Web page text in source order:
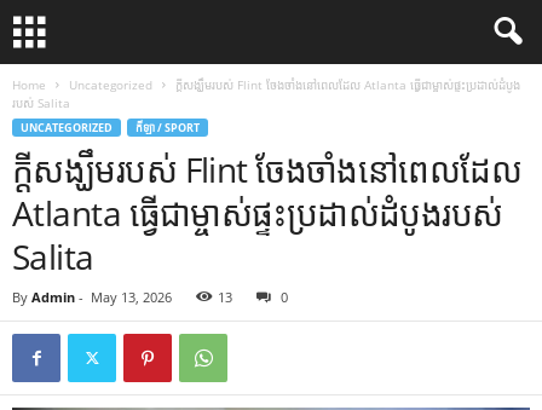
Home Uncategorized
ក្តីសង្ឃឹមរបស់ Flint ចែងចាំងនៅពេលដែល Atlanta ធ្វើជាម្ចាស់ផ្ទះប្រដាល់ដំបូង
របស់ Salita
UNCATEGORIZED កីឡា / SPORT
ក្តីសង្ឃឹមរបស់ Flint ចែងចាំងនៅពេលដែល
Atlanta ធ្វើជាម្ចាស់ផ្ទះប្រដាល់ដំបូងរបស់
Salita
By Admin - May 13, 2026 13 0